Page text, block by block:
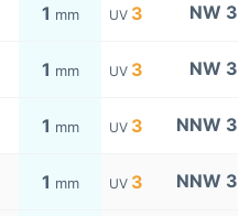
1 mm UV 3 NW 3
1 mm UV 3 NW 3
1 mm UV 3 NNW 3
1 mm UV 3 NNW 3